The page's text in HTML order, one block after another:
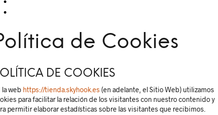
de Cookies
DE COOKIES
la web https://tienda.skyhook.es (en adelante, el Sitio Web) utilizamos
para facilitar la relación de los visitantes con nuestro contenido y
permitir elaborar estadísticas sobre las visitantes que recibimos.